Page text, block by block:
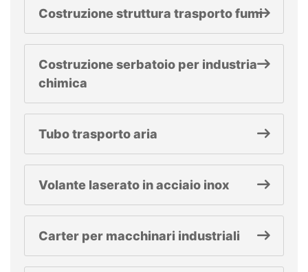
Costruzione struttura trasporto fumi
Costruzione serbatoio per industria
chimica
Tubo trasporto aria
Volante laserato in acciaio inox
Carter per macchinari industriali